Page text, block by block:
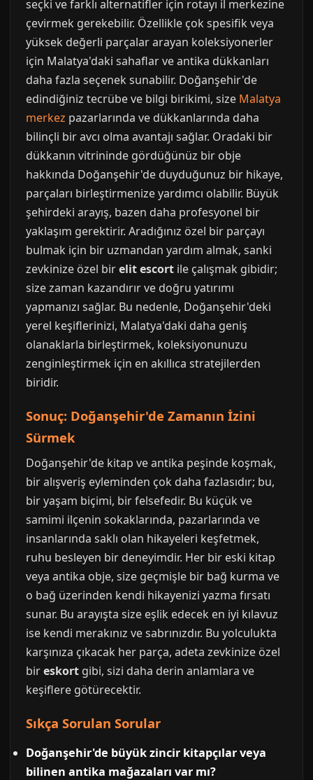
seçki ve farklı alternatifler için rotayı il merkezine
çevirmek gerekebilir. Özellikle çok spesifik veya
yüksek değerli parçalar arayan koleksiyonerler
için Malatya'daki sahaflar ve antika dükkanları
daha fazla seçenek sunabilir. Doğanşehir'de
edindiğiniz tecrübe ve bilgi birikimi, size Malatya
merkez pazarlarında ve dükkanlarında daha
bilinçli bir avcı olma avantajı sağlar. Oradaki bir
dükkanın vitrininde gördüğünüz bir obje
hakkında Doğanşehir'de duyduğunuz bir hikaye,
parçaları birleştirmenize yardımcı olabilir. Büyük
şehirdeki arayış, bazen daha profesyonel bir
yaklaşım gerektirir. Aradığınız özel bir parçayı
bulmak için bir uzmandan yardım almak, sanki
zevkinize özel birelit escort ile çalışmak gibidir;
size zaman kazandırır ve doğru yatırımı
yapmanızı sağlar. Bu nedenle, Doğanşehir'deki
yerel keşiflerinizi, Malatya'daki daha geniş
olanaklarla birleştirmek, koleksiyonunuzu
zenginleştirmek için en akıllıca stratejilerden
biridir.
Sonuç: Doğanşehir'de Zamanın İzini
Sürmek
Doğanşehir'de kitap ve antika peşinde koşmak,
bir alışveriş eyleminden çok daha fazlasıdır; bu,
bir yaşam biçimi, bir felsefedir. Bu küçük ve
samimi ilçenin sokaklarında, pazarlarında ve
insanlarında saklı olan hikayeleri keşfetmek,
ruhu besleyen bir deneyimdir. Her bir eski kitap
veya antika obje, size geçmişle bir bağ kurma ve
o bağ üzerinden kendi hikayenizi yazma fırsatı
sunar. Bu arayışta size eşlik edecek en iyi kılavuz
ise kendi merakınız ve sabrınızdır. Bu yolculukta
karşınıza çıkacak her parça, adeta zevkinize özel
bireskort gibi, sizi daha derin anlamlara ve
keşiflere götürecektir.
Sıkça Sorulan Sorular
Doğanşehir'de büyük zincir kitapçılar veya
bilinen antika mağazaları var mı?